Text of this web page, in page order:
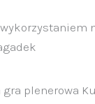
plenerowa